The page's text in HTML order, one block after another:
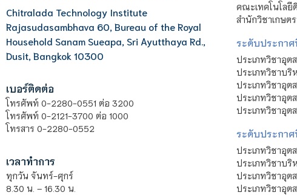
Chitralada Technology Institute
Rajasudasambhava 60, Bureau of the Royal
Household Sanam Sueapa, Sri Ayutthaya Rd.,
Dusit, Bangkok 10300
เบอร์ติดต่อ
โทรศัพท์ 0-2280-0551 ต่อ 3200
โทรศัพท์ 0-2121-3700 ต่อ 1000
โทรสาร 0-2280-0552
เวลาทำการ
ทุกวัน จันทร์-ศุกร์
8.30 น. – 16.30 น.
คณะเทคโนโลยี
สำนักวิชาเกษต
ระดับประกา
ประเภทวิชาอุต
ประเภทวิชาบริ
ประเภทวิชาอุต
ประเภทวิชาอุต
ประเภทวิชาอุต
ระดับประกา
ประเภทวิชาอุต
ประเภทวิชาบริ
ประเภทวิชาอุต
ประเภทวิชาอุต